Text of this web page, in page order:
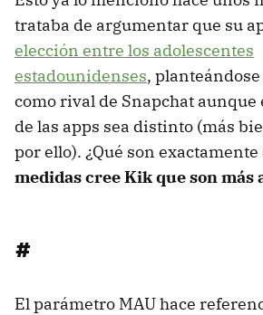
trataba de argumentar que su
elección entre los adolescentes
estadounidenses,
como rival de Snapchat
de las apps sea distinto (más
por ello). ¿Qué son exactamente
medidas cree Kik que son más
#
El parámetro MAU hace